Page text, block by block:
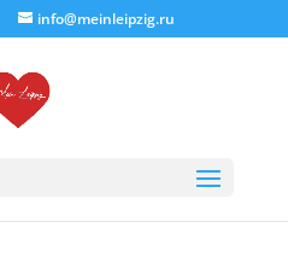
info@meinleipzig.ru